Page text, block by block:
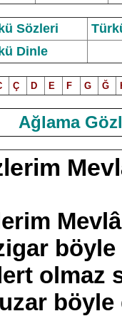
Sözleri
Dinle
Ç D E F G Ğ
Ağlama
böyle
olmaz
böyle